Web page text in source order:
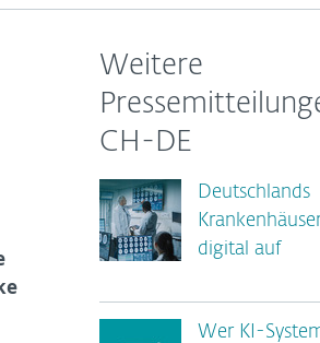
Weitere
CH-DE
Deutschlands
digital auf
Wer KI-